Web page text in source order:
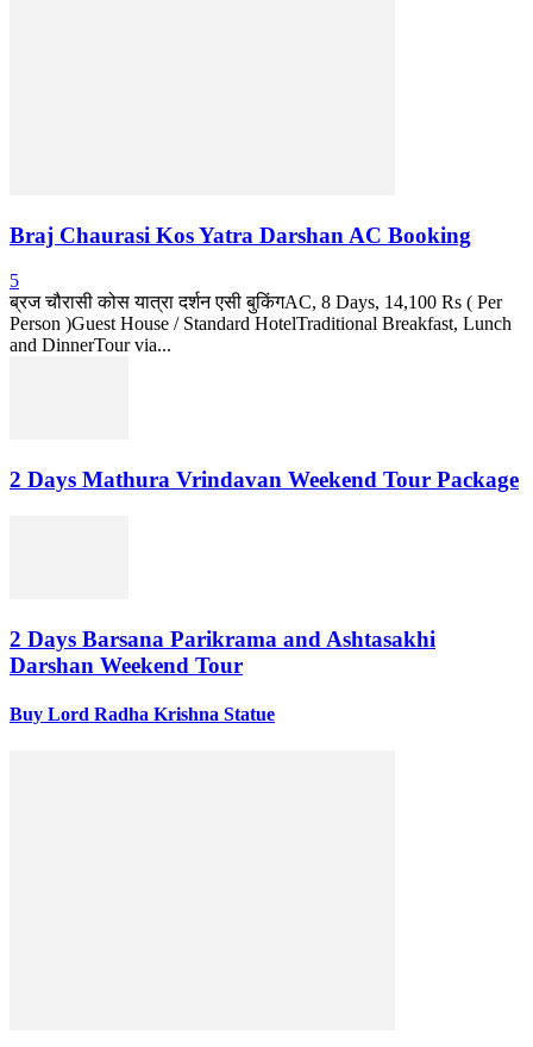
Braj Chaurasi Kos Yatra Darshan AC Booking
5
ब्रज चौरासी कोस यात्रा दर्शन एसी बुकिंगAC, 8 Days, 14,100 Rs ( Per
Person )Guest House / Standard HotelTraditional Breakfast, Lunch
and DinnerTour via...
2 Days Mathura Vrindavan Weekend Tour Package
2 Days Barsana Parikrama and Ashtasakhi
Darshan Weekend Tour
Buy Lord Radha Krishna Statue